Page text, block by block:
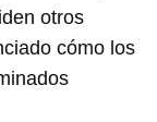
otros
cómo los